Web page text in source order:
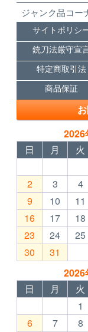
ジャンク品コー
サイトポリシ
銃刀法厳守宣
特定商取引法
商品保証
2026
日
月 火
2
3 4
9
10 11
16
17 18
23
24 25
30
31
2026
日
月 火
1
6
7 8